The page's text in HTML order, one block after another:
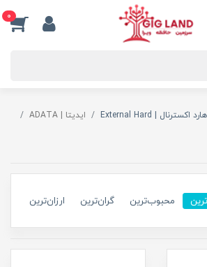
0
هارد اکسترنال | External Hard ایدیتا | ADATA
محبوب‌ترین گران‌ترین ارزان‌ترین